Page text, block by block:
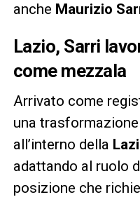
anche Maurizio
Lazio, Sarri
come mezzala
Arrivato come
una
all’interno della
adattando al ruolo
posizione che